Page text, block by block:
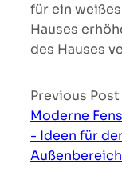
für ein
Hauses
des Hauses
Previous Post
Moderne
- Ideen für
Außenbereich